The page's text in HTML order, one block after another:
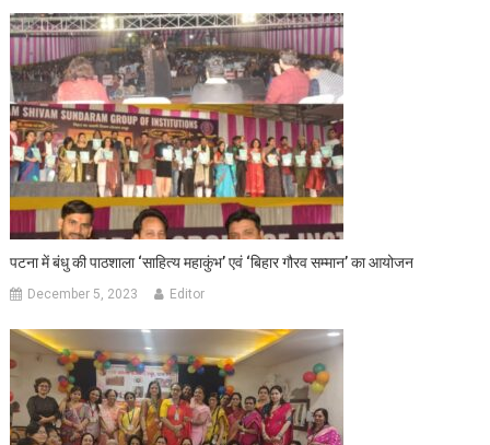
पटना में बंधु की पाठशाला ‘साहित्य महाकुंभ’ एवं ‘बिहार गौरव सम्मान’ का आयोजन
December 5, 2023 Editor